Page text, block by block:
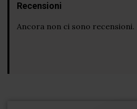
Recensioni
Ancora non ci sono recensioni.